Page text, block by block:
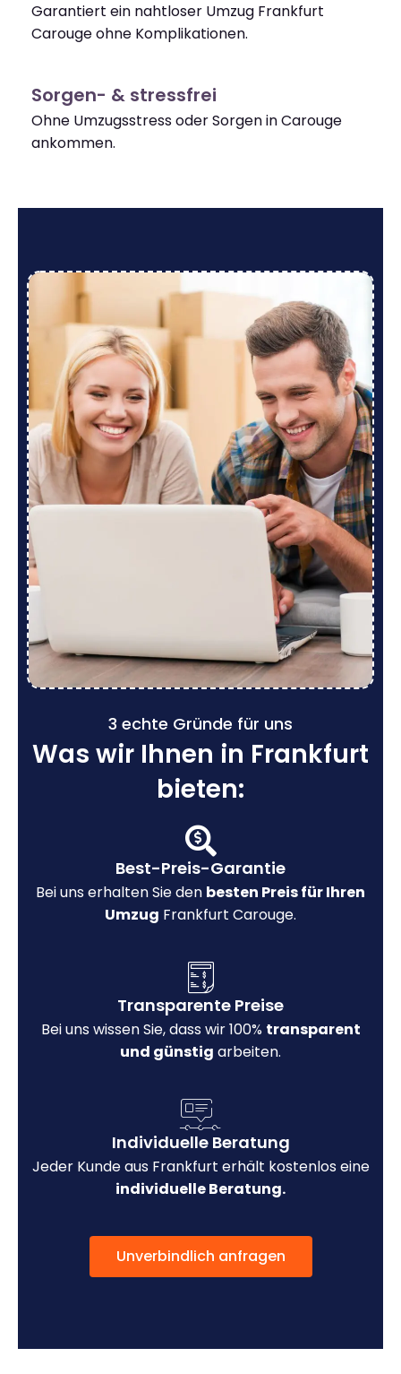
Garantiert ein nahtloser Umzug Frankfurt
Carouge ohne Komplikationen.
Sorgen- & stressfrei
Ohne Umzugsstress oder Sorgen in Carouge
ankommen.
3 echte Gründe für uns
Was wir Ihnen in Frankfurt
bieten:
Best-Preis-Garantie
Bei uns erhalten Sie den besten Preis für Ihren
Umzug Frankfurt Carouge.
Transparente Preise
Bei uns wissen Sie, dass wir 100% transparent
und günstig arbeiten.
Individuelle Beratung
Jeder Kunde aus Frankfurt erhält kostenlos eine
individuelle Beratung.
Unverbindlich anfragen